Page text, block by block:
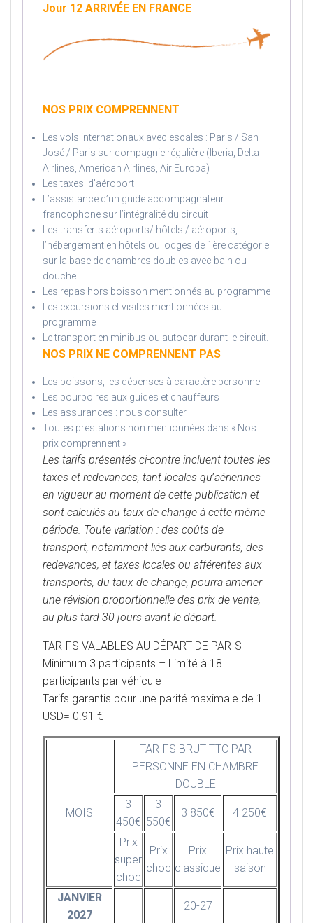
Jour 12 ARRIVÉE EN FRANCE
NOS PRIX COMPRENNENT
Les vols internationaux avec escales : Paris / San
José / Paris sur compagnie régulière (Iberia, Delta
Airlines, American Airlines, Air Europa)
Les taxes d’aéroport
L’assistance d’un guide accompagnateur
francophone sur l’intégralité du circuit
Les transferts aéroports/ hôtels / aéroports,
l’hébergement en hôtels ou lodges de 1ère catégorie
sur la base de chambres doubles avec bain ou
douche
Les repas hors boisson mentionnés au programme
Les excursions et visites mentionnées au
programme
Le transport en minibus ou autocar durant le circuit.
NOS PRIX NE COMPRENNENT PAS
Les boissons, les dépenses à caractère personnel
Les pourboires aux guides et chauffeurs
Les assurances : nous consulter
Toutes prestations non mentionnées dans « Nos
prix comprennent »
Les tarifs présentés ci-contre incluent toutes les
taxes et redevances, tant locales qu’aériennes
en vigueur au moment de cette publication et
sont calculés au taux de change à cette même
période. Toute variation : des coûts de
transport, notamment liés aux carburants, des
redevances, et taxes locales ou afférentes aux
transports, du taux de change, pourra amener
une révision proportionnelle des prix de vente,
au plus tard 30 jours avant le départ.
TARIFS VALABLES AU DÉPART DE PARIS
Minimum 3 participants – Limité à 18
participants par véhicule
Tarifs garantis pour une parité maximale de 1
USD= 0.91 €
MOIS
TARIFS BRUT TTC PAR
PERSONNE EN CHAMBRE
DOUBLE
3
450€
3
550€
3 850€ 4 250€
Prix
super
choc
Prix
choc
Prix
classique
Prix haute
saison
JANVIER
2027
20-27